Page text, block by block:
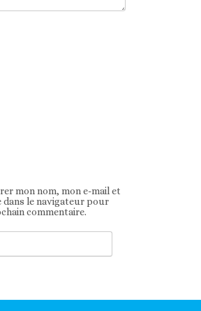
mon nom, mon e-mail et
dans le navigateur pour
commentaire.